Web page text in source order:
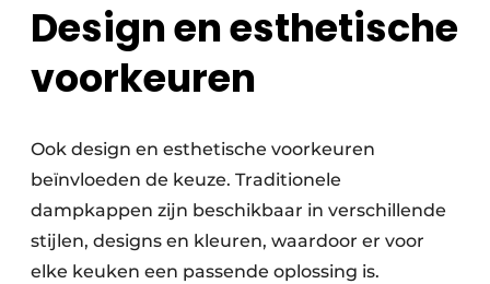
Design en esthetische
voorkeuren
Ook design en esthetische voorkeuren
beïnvloeden de keuze. Traditionele
dampkappen zijn beschikbaar in verschillende
stijlen, designs en kleuren, waardoor er voor
elke keuken een passende oplossing is.